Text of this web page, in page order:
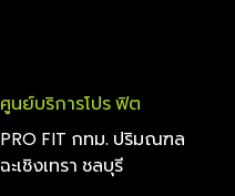
ศูนย์บริการโปร ฟิต
PRO FIT กทม. ปริมณฑล
ฉะเชิงเทรา ชลบุรี